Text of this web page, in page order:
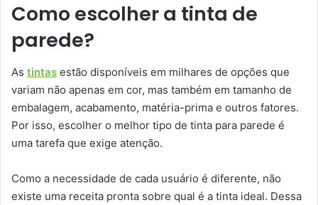
Como escolher a tinta de
parede?
As tintas estão disponíveis em milhares de opções que
variam não apenas em cor, mas também em tamanho de
embalagem, acabamento, matéria-prima e outros fatores.
Por isso, escolher o melhor tipo de tinta para parede é
uma tarefa que exige atenção.
Como a necessidade de cada usuário é diferente, não
existe uma receita pronta sobre qual é a tinta ideal. Dessa